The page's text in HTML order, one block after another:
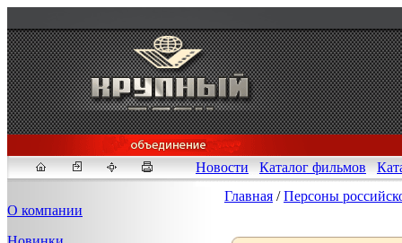
Новости Каталог фильмов
О компании
Главная /Персоны